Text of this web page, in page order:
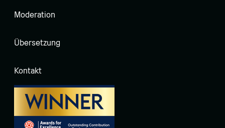
Moderation
Übersetzung
Kontakt